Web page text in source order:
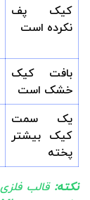
کیک پف
نکرده است
بافت کیک
خشک است
یک سمت
کیک بیشتر
پخته
نکته: